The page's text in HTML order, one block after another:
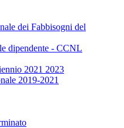
dei Fabbisogni del
dipendente - CCNL
2021 2023
2019-2021